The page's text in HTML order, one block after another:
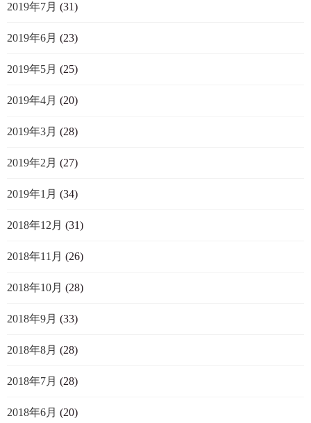
2019年7月 (31)
2019年6月 (23)
2019年5月 (25)
2019年4月 (20)
2019年3月 (28)
2019年2月 (27)
2019年1月 (34)
2018年12月 (31)
2018年11月 (26)
2018年10月 (28)
2018年9月 (33)
2018年8月 (28)
2018年7月 (28)
2018年6月 (20)